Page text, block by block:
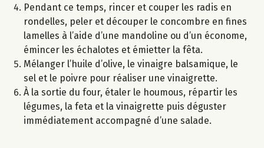
Pendant ce temps, rincer et couper les radis en
rondelles, peler et découper le concombre en fines
lamelles à l’aide d’une mandoline ou d’un économe,
émincer les échalotes et émietter la fêta.
Mélanger l’huile d’olive, le vinaigre balsamique, le
sel et le poivre pour réaliser une vinaigrette.
À la sortie du four, étaler le houmous, répartir les
légumes, la feta et la vinaigrette puis déguster
immédiatement accompagné d’une salade.